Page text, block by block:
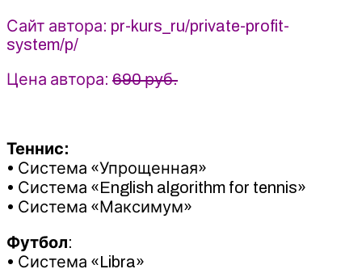
Сайт автора: pr-kurs_ru/private-profit-
system/p/
Цена автора: 690 руб.
Теннис:
• Система «Упрощенная»
• Система «English algorithm for tennis»
• Система «Максимум»
Футбол:
• Система «Libra»